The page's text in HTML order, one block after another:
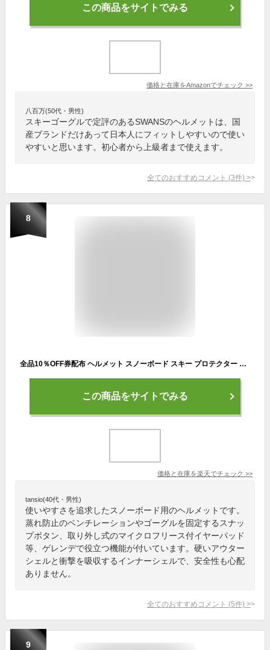
この商品をサイトでみる
価格と在庫をAmazonでチェック >>
八百万(50代・男性)
スキーゴーグルで定評のあるSWANSのヘルメットは、国
産ブランドだけあって日本人にフィットしやすいので使い
やすいと思います。初心者から上級者まで使えます。
全てのおすすめコメント (3件) >
8
全品10％OFF券配布 ヘルメット スノーボード スキー プロテクター メンズ レディース スノーボード用 スノー スキー スノボ サイズ調整 スケート スケボー BMX 自転車 男性用 女性用 スノーボードウェア スキーウェア ゴーグル と PONH-1981
この商品をサイトでみる
価格と在庫を楽天でチェック >>
tansio(40代・男性)
使いやすさを追求したスノーボード用のヘルメットです。
蒸れ防止のベンチレーションやゴーグルを固定するスナッ
プボタン、取り外し式のマイクロフリース付イヤーパッド
等、ゲレンデで役立つ機能が付いています。硬いアウター
シェルと衝撃を吸収するインナーシェルで、安全性も心配
ありません。
全てのおすすめコメント (5件) >
9